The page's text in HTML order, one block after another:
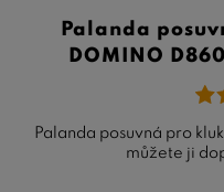
Palanda
DOMINO
Palanda posuvná pro
můžete ji